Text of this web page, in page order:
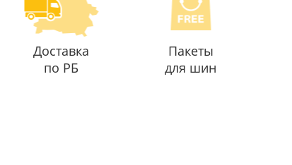
Доставка
по РБ
Пакеты
для шин